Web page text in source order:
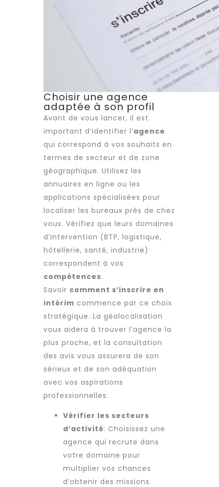
Choisir une agence
adaptée à son profil
Avant de vous lancer, il est
important d’identifier l’agence
qui correspond à vos souhaits en
termes de secteur et de zone
géographique. Utilisez les
annuaires en ligne ou les
applications spécialisées pour
localiser les bureaux près de chez
vous. Vérifiez que leurs domaines
d’intervention (BTP, logistique,
hôtellerie, santé, industrie)
correspondent à vos
compétences.
Savoir comment s’inscrire en
intérim commence par ce choix
stratégique. La géolocalisation
vous aidera à trouver l’agence la
plus proche, et la consultation
des avis vous assurera de son
sérieux et de son adéquation
avec vos aspirations
professionnelles.
Vérifier les secteurs
d’activité: Choisissez une
agence qui recrute dans
votre domaine pour
multiplier vos chances
d’obtenir des missions.